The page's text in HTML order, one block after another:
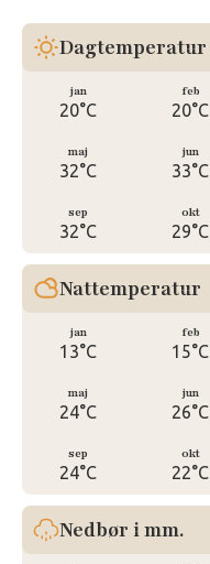
Dagtemperatur
jan
20°C
feb
20°C
maj
32°C
jun
33°C
sep
32°C
okt
29°C
Nattemperatur
jan
13°C
feb
15°C
maj
24°C
jun
26°C
sep
24°C
okt
22°C
Nedbør i mm.